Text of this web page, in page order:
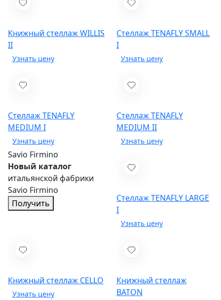
Книжный стеллаж WILLIS
II
Стеллаж TENAFLY SMALL
I
Стеллаж TENAFLY
MEDIUM I
Стеллаж TENAFLY
MEDIUM II
Savio Firmino
Новый каталог
итальянской фабрики
Savio Firmino
Получить
Стеллаж TENAFLY LARGE
I
Книжный стеллаж CELLO
Книжный стеллаж
BATON